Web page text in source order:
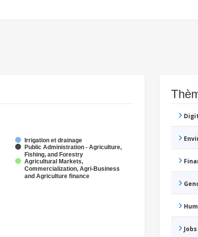
Irrigation et drainage
Public Administration - Agriculture,
Fishing, and Forestry
Agricultural Markets,
Commercialization, Agri-Business
and Agriculture finance
Jobs